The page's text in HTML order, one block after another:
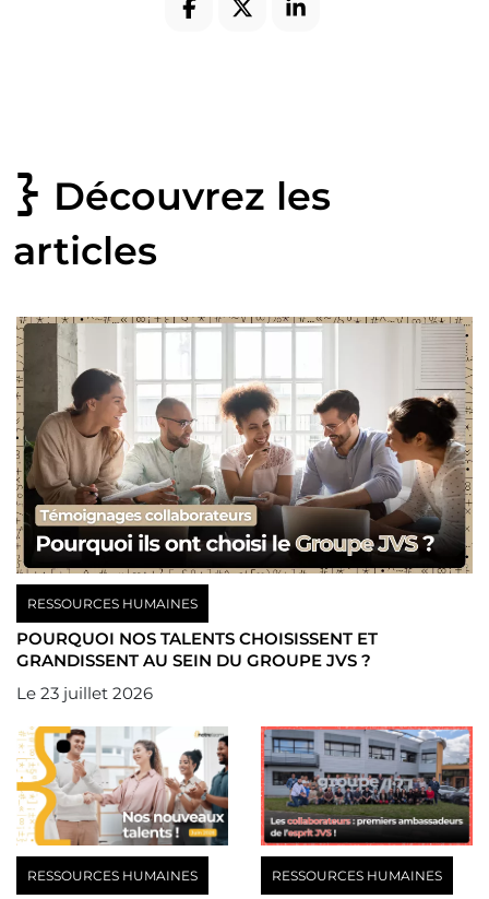
Découvrez les
articles
RESSOURCES HUMAINES
POURQUOI NOS TALENTS CHOISISSENT ET
GRANDISSENT AU SEIN DU GROUPE JVS ?
Le 23 juillet 2026
RESSOURCES HUMAINES RESSOURCES HUMAINES